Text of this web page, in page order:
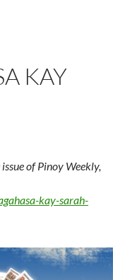
KAY
of Pinoy Weekly,
kay-sarah-